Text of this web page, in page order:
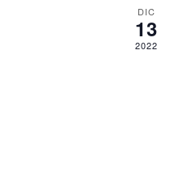
DIC
13
2022